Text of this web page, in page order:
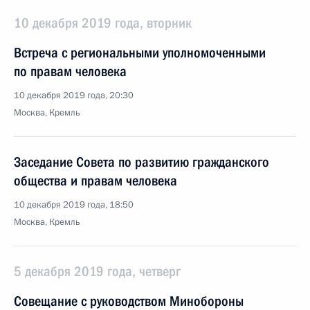
10 декабря 2019 года, вторник
Встреча с региональными уполномоченными
по правам человека
10 декабря 2019 года, 20:30
Москва, Кремль
Заседание Совета по развитию гражданского
общества и правам человека
10 декабря 2019 года, 18:50
Москва, Кремль
5 декабря 2019 года, четверг
Совещание с руководством Минобороны